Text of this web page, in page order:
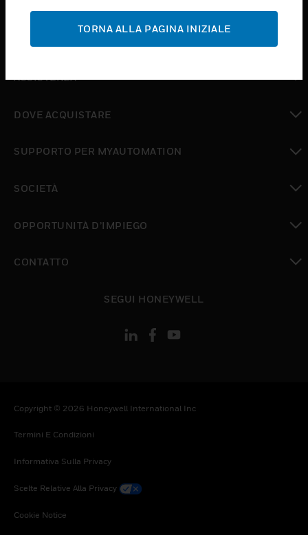
ASSISTENZA
DOVE ACQUISTARE
SUPPORTO PER MYAUTOMATION
SOCIETÀ
OPPORTUNITÀ D’IMPIEGO
CONTATTO
SEGUI HONEYWELL
Copyright © 2026 Honeywell International Inc
Termini E Condizioni
Informativa Sulla Privacy
Scelte Relative Alla Privacy
Cookie Notice
TORNA ALLA PAGINA INIZIALE